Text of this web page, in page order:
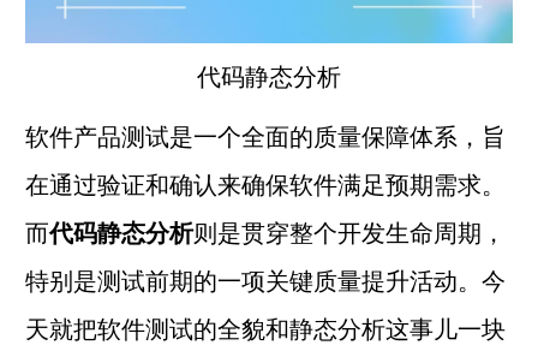
代码静态分析
软件产品测试是一个全面的质量保障体系，旨
在通过验证和确认来确保软件满足预期需求。
而代码静态分析则是贯穿整个开发生命周期，
特别是测试前期的一项关键质量提升活动。 今
天就把软件测试的全貌和静态分析这事儿一块